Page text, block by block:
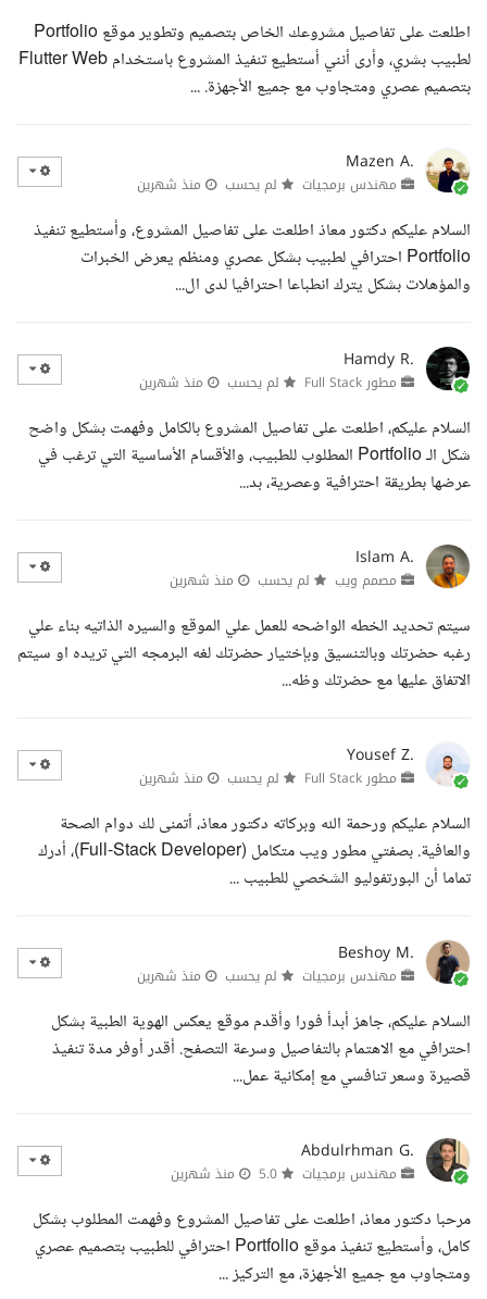
اطلعت على تفاصيل مشروعك الخاص بتصميم وتطوير موقع Portfolio
لطبيب بشري، وأرى أنني أستطيع تنفيذ المشروع باستخدام Flutter Web
بتصميم عصري ومتجاوب مع جميع الأجهزة. ...
Mazen A.
مهندس برمجيات لم يحسب منذ شهرين
السلام عليكم دكتور معاذ اطلعت على تفاصيل المشروع، وأستطيع تنفيذ
Portfolio احترافي لطبيب بشكل عصري ومنظم يعرض الخبرات
والمؤهلات بشكل يترك انطباعا احترافيا لدى ال...
Hamdy R.
مطور Full Stack لم يحسب منذ شهرين
السلام عليكم، اطلعت على تفاصيل المشروع بالكامل وفهمت بشكل واضح
شكل الـ Portfolio المطلوب للطبيب، والأقسام الأساسية التي ترغب في
عرضها بطريقة احترافية وعصرية، بد...
Islam A.
مصمم ويب لم يحسب منذ شهرين
سيتم تحديد الخطه الواضحه للعمل علي الموقع والسيره الذاتيه بناء علي
رغبه حضرتك وبالتنسيق وبإختيار حضرتك لغه البرمجه التي تريده او سيتم
الاتفاق عليها مع حضرتك وظه...
Yousef Z.
مطور Full Stack لم يحسب منذ شهرين
السلام عليكم ورحمة الله وبركاته دكتور معاذ، أتمنى لك دوام الصحة
والعافية. بصفتي مطور ويب متكامل (Full-Stack Developer)، أدرك
تماما أن البورتفوليو الشخصي للطبيب ...
Beshoy M.
مهندس برمجيات لم يحسب منذ شهرين
السلام عليكم، جاهز أبدأ فورا وأقدم موقع يعكس الهوية الطبية بشكل
احترافي مع الاهتمام بالتفاصيل وسرعة التصفح. أقدر أوفر مدة تنفيذ
قصيرة وسعر تنافسي مع إمكانية عمل...
Abdulrhman G.
مهندس برمجيات منذ شهرين
مرحبا دكتور معاذ، اطلعت على تفاصيل المشروع وفهمت المطلوب بشكل
كامل، وأستطيع تنفيذ موقع Portfolio احترافي للطبيب بتصميم عصري
ومتجاوب مع جميع الأجهزة، مع التركيز ...